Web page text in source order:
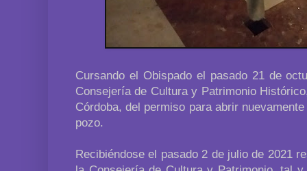
Cursando el Obispado el pasado 21 de
Consejería de Cultura y Patrimonio
Córdoba, del permiso para abrir
pozo.
Recibiéndose el pasado 2 de julio de 2021